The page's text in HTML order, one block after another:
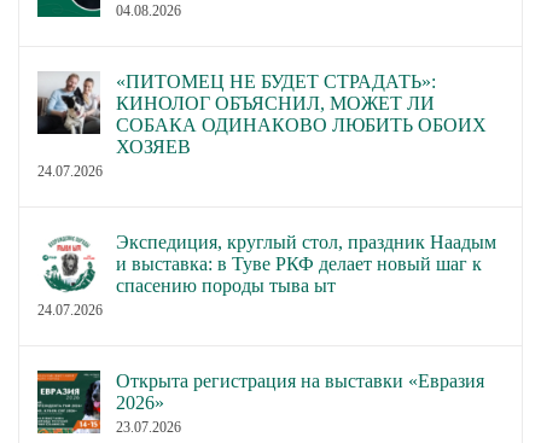
04.08.2026
«ПИТОМЕЦ НЕ БУДЕТ СТРАДАТЬ»:
КИНОЛОГ ОБЪЯСНИЛ, МОЖЕТ ЛИ
СОБАКА ОДИНАКОВО ЛЮБИТЬ ОБОИХ
ХОЗЯЕВ
24.07.2026
Экспедиция, круглый стол, праздник Наадым
и выставка: в Туве РКФ делает новый шаг к
спасению породы тыва ыт
24.07.2026
Открыта регистрация на выставки «Евразия
2026»
23.07.2026